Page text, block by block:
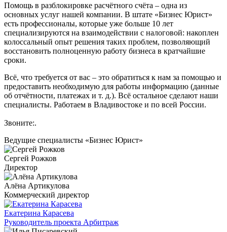
Помощь в разблокировке расчётного счёта – одна из
основных услуг нашей компании. В штате «Бизнес Юрист»
есть профессионалы, которые уже больше 10 лет
специализируются на взаимодействии с налоговой: накоплен
колоссальный опыт решения таких проблем, позволяющий
восстановить полноценную работу бизнеса в кратчайшие
сроки.
Всё, что требуется от вас – это обратиться к нам за помощью и
предоставить необходимую для работы информацию (данные
об отчётности, платежах и т. д.). Всё остальное сделают наши
специалисты. Работаем в Владивостоке и по всей России.
Звоните:.
Ведущие специалисты «Бизнес Юрист»
Сергей Рожков
Директор
Алёна Артикулова
Коммерческий директор
Екатерина Карасева
Руководитель проекта Арбитраж